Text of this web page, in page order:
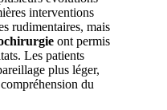
interventions
rudimentaires, mais
ont permis
Les patients
plus léger,
du